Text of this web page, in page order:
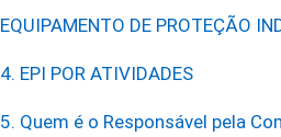
EQUIPAMENTO DE PROTEÇÃO
4. EPI POR ATIVIDADES
5. Quem é o Responsável pela